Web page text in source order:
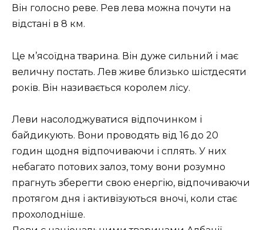
Він голосно реве. Рев лева можна почути на
відстані в 8 км.
Це м’ясоїдна тварина. Він дуже сильний і має
величну постать. Лев живе близько шістдесяти
років. Він називається королем лісу.
Леви насолоджуватися відпочинком і
байдикують. Вони проводять від 16 до 20
годин щодня відпочиваючи і сплять. У них
небагато потових залоз, тому вони розумно
прагнуть зберегти свою енергію, відпочиваючи
протягом дня і активізуються вночі, коли стає
прохолодніше.